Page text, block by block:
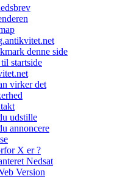
denne side
startside
virker det
udstille
annoncere
X er ?
Nedsat
Version